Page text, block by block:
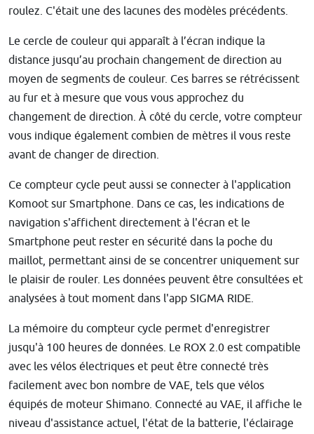
roulez. C'était une des lacunes des modèles précédents.
Le cercle de couleur qui apparaît à l’écran indique la
distance jusqu’au prochain changement de direction au
moyen de segments de couleur. Ces barres se rétrécissent
au fur et à mesure que vous vous approchez du
changement de direction. À côté du cercle, votre compteur
vous indique également combien de mètres il vous reste
avant de changer de direction.
Ce compteur cycle peut aussi se connecter à l'application
Komoot sur Smartphone. Dans ce cas, les indications de
navigation s'affichent directement à l'écran et le
Smartphone peut rester en sécurité dans la poche du
maillot, permettant ainsi de se concentrer uniquement sur
le plaisir de rouler. Les données peuvent être consultées et
analysées à tout moment dans l'app SIGMA RIDE.
La mémoire du compteur cycle permet d'enregistrer
jusqu'à 100 heures de données. Le ROX 2.0 est compatible
avec les vélos électriques et peut être connecté très
facilement avec bon nombre de VAE, tels que vélos
équipés de moteur Shimano. Connecté au VAE, il affiche le
niveau d'assistance actuel, l'état de la batterie, l'éclairage